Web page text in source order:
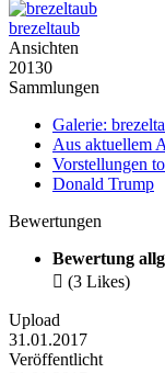
brezeltaub
Ansichten
20130
Sammlungen
Galerie:
Aus aktuellem
Vorstellungen
Donald Trump
Bewertungen
Bewertung
 (3 Likes)
Upload
31.01.2017
Veröffentlicht